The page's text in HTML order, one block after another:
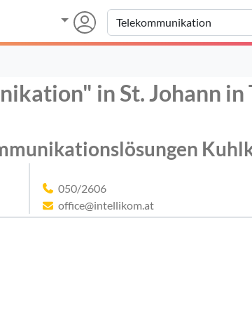
in St. Johann in
050/2606
office@intellikom.at